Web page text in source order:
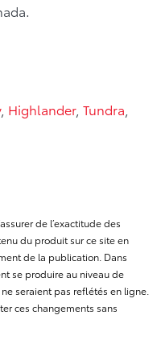
, Highlander, Tundra
de l’exactitude des
du produit sur ce site en
de la publication. Dans
se produire au niveau de
seraient pas reflétés en ligne.
ces changements sans